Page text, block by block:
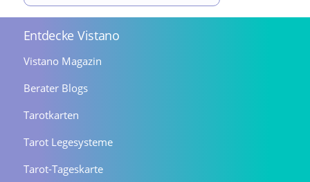
Entdecke Vistano
Vistano Magazin
Berater Blogs
Tarotkarten
Tarot Legesysteme
Tarot-Tageskarte